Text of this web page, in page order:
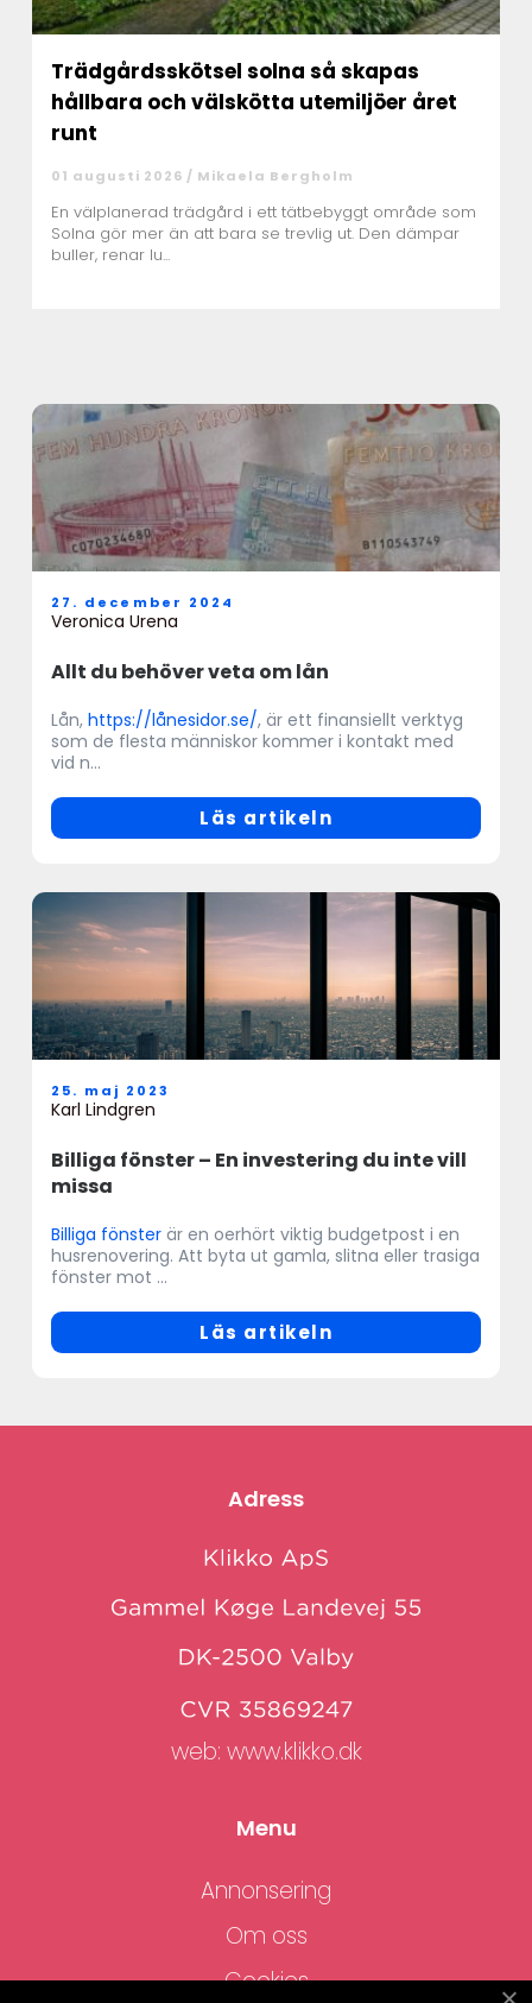
Trädgårdsskötsel solna så skapas
hållbara och välskötta utemiljöer året
runt
01 augusti 2026 / Mikaela Bergholm
En välplanerad trädgård i ett tätbebyggt område som
Solna gör mer än att bara se trevlig ut. Den dämpar
buller, renar lu...
Allt du behöver veta om lån
27. december 2024
Veronica Urena
Lån, https://lånesidor.se/, är ett finansiellt verktyg
som de flesta människor kommer i kontakt med
vid n...
Läs artikeln
Billiga fönster – En investering du inte vill
missa
25. maj 2023
Karl Lindgren
Billiga fönster är en oerhört viktig budgetpost i en
husrenovering. Att byta ut gamla, slitna eller trasiga
fönster mot ...
Läs artikeln
Adress
web: www.klikko.dk
Menu
Annonsering
Om oss
Cookies